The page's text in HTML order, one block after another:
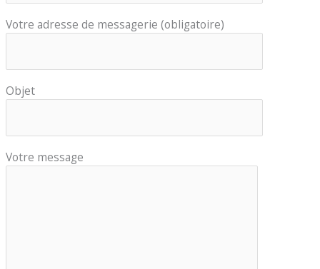
Votre adresse de messagerie (obligatoire)
Objet
Votre message